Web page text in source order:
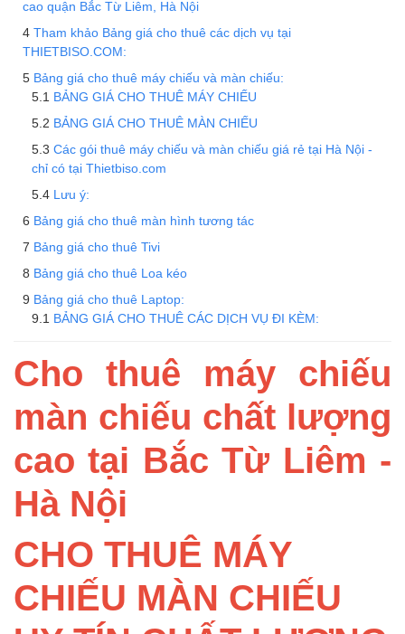
cao quận Bắc Từ Liêm, Hà Nội
Tham khảo Bảng giá cho thuê các dịch vụ tại
THIETBISO.COM:
Bảng giá cho thuê máy chiếu và màn chiếu:
BẢNG GIÁ CHO THUÊ MÁY CHIẾU
BẢNG GIÁ CHO THUÊ MÀN CHIẾU
Các gói thuê máy chiếu và màn chiếu giá rẻ tại Hà Nội -
chỉ có tại Thietbiso.com
Lưu ý:
Bảng giá cho thuê màn hình tương tác
Bảng giá cho thuê Tivi
Bảng giá cho thuê Loa kéo
Bảng giá cho thuê Laptop:
BẢNG GIÁ CHO THUÊ CÁC DỊCH VỤ ĐI KÈM:
Cho thuê máy chiếu
màn chiếu chất lượng
cao tại Bắc Từ Liêm -
Hà Nội
CHO THUÊ MÁY
CHIẾU MÀN CHIẾU